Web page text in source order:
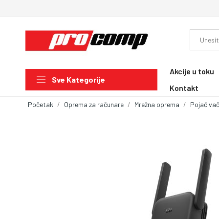
Sve Kategorije
Akcije u toku
Kontakt
Početak Oprema za računare Mrežna oprema